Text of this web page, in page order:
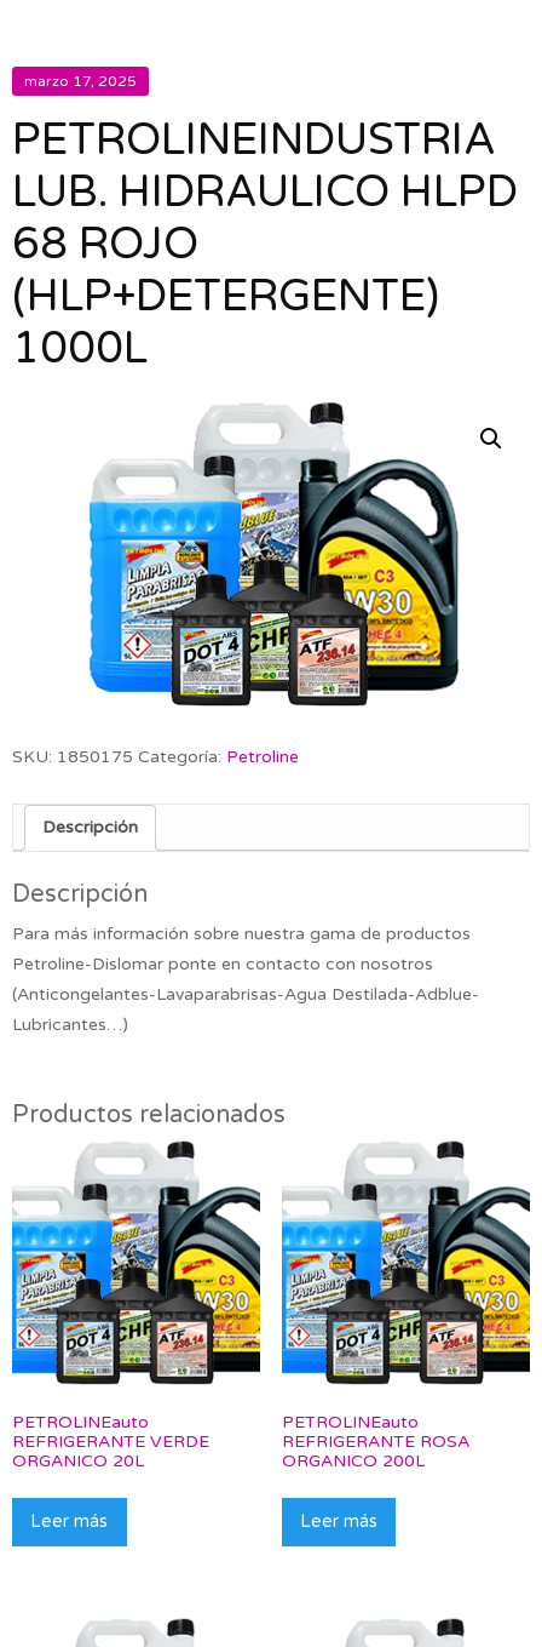
marzo 17, 2025
PETROLINEINDUSTRIA
LUB. HIDRAULICO HLPD
68 ROJO
(HLP+DETERGENTE)
1000L
SKU: 1850175 Categoría: Petroline
Descripción
Descripción
Para más información sobre nuestra gama de productos
Petroline-Dislomar ponte en contacto con nosotros
(Anticongelantes-Lavaparabrisas-Agua Destilada-Adblue-
Lubricantes…)
Productos relacionados
PETROLINEauto
REFRIGERANTE VERDE
ORGANICO 20L
Leer más
PETROLINEauto
REFRIGERANTE ROSA
ORGANICO 200L
Leer más